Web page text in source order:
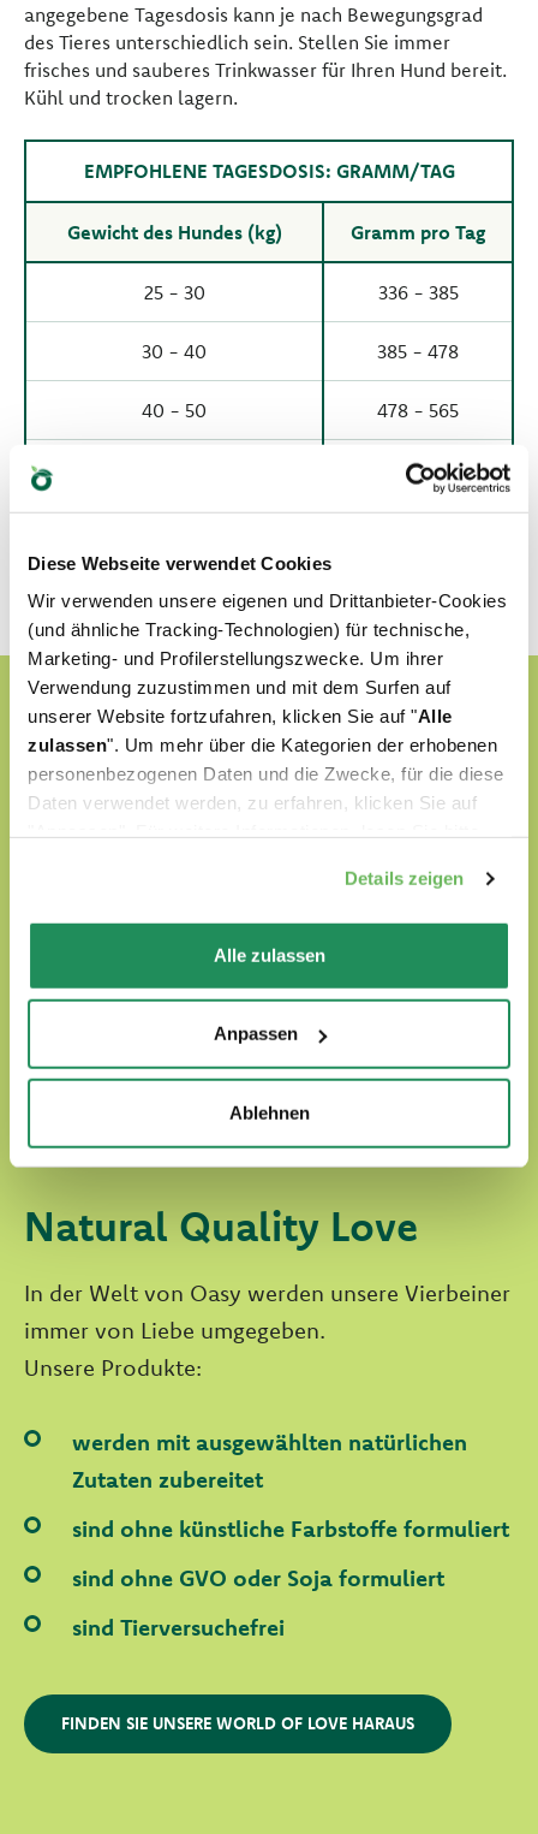
Diese Webseite verwendet Cookies
Wir verwenden unsere eigenen und Drittanbieter-Cookies
(und ähnliche Tracking-Technologien) für technische,
Marketing- und Profilerstellungszwecke. Um ihrer
Verwendung zuzustimmen und mit dem Surfen auf
unserer Website fortzufahren, klicken Sie auf "Alle
zulassen". Um mehr über die Kategorien der erhobenen
personenbezogenen Daten und die Zwecke, für die diese
Daten verwendet werden, zu erfahren, klicken Sie auf
Details zeigen
Alle zulassen
Anpassen
Ablehnen
angegebene Tagesdosis kann je nach Bewegungsgrad
des Tieres unterschiedlich sein. Stellen Sie immer
frisches und sauberes Trinkwasser für Ihren Hund bereit.
Kühl und trocken lagern.
EMPFOHLENE TAGESDOSIS: GRAMM/TAG
Gewicht des Hundes (kg) Gramm pro Tag
25 - 30 336 - 385
30 - 40 385 - 478
40 - 50 478 - 565
565 - 648
Natural Quality Love
In der Welt von Oasy werden unsere Vierbeiner
immer von Liebe umgegeben.
Unsere Produkte:
werden mit ausgewählten natürlichen
Zutaten zubereitet
sind ohne künstliche Farbstoffe formuliert
sind ohne GVO oder Soja formuliert
sind Tierversuchefrei
FINDEN SIE UNSERE WORLD OF LOVE HARAUS